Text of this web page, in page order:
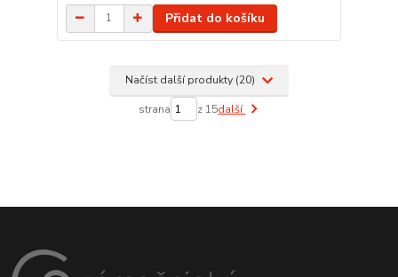
Přidat do košíku
Načíst další produkty (20)
strana z 15další